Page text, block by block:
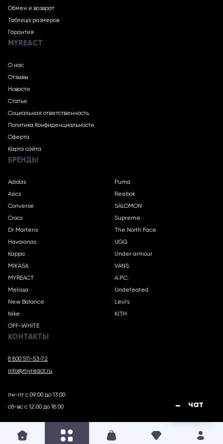
Обмен и возврат
Таблица размеров
Гарантия
MYREACT
О нас
Отзывы
Новости
Статьи
Социальная ответственность
Политика Конфиденциальности
Оферта
Карта сайта
БРЕНДЫ
Adidas
Asics
Converse
Crocs
Dr Martens
Havaianas
Kappa
MIKASA
MYREACT
Melissa
New Balance
Nike
OFF-WHITE
Puma
Reebok
SALOMON
Supreme
The North Face
UGG
Under armour
VANS
A.P.C.
Undefeated
Levi’s
KITH
КОНТАКТЫ
8 800 511-53-72
info@myreact.ru
пн-пт с 09:00 до 13:00
сб-вс с 12:00 до 18:00
чат